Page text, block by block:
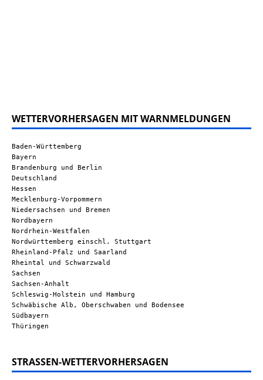
WETTERVORHERSAGEN MIT WARNMELDUNGEN
Baden-Württemberg
Bayern
Brandenburg und Berlin
Deutschland
Hessen
Mecklenburg-Vorpommern
Niedersachsen und Bremen
Nordbayern
Nordrhein-Westfalen
Nordwürttemberg einschl. Stuttgart
Rheinland-Pfalz und Saarland
Rheintal und Schwarzwald
Sachsen
Sachsen-Anhalt
Schleswig-Holstein und Hamburg
Schwäbische Alb, Oberschwaben und Bodensee
Südbayern
Thüringen
STRASSEN-WETTERVORHERSAGEN